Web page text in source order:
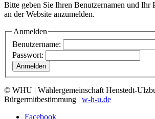
Bitte geben Sie Ihren Benutzernamen und Ihr
an der Website anzumelden.
Anmelden
Benutzername:
Passwort:
© WHU | Wählergemeinschaft Henstedt-
Bürgermitbestimmung | w-h-u.de
Facebook